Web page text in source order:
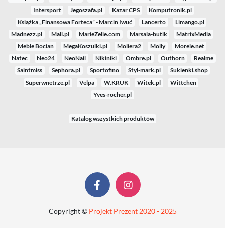
Intersport
Jegoszafa.pl Kazar CPS
Komputronik.pl
Książka „Finansowa Forteca” - Marcin Iwuć
Lancerto
Limango.pl
Madnezz.pl
Mall.pl MarieZelie.com Marsala-butik
MatrixMedia
Meble Bocian
MegaKoszulki.pl Moliera2 Molly
Morele.net
Natec
Neo24 NeoNail Nikiniki Ombre.pl Outhorn
Realme
Saintmiss
Sephora.pl Sportofino Styl-mark.pl
Sukienki.shop
Superwnetrze.pl
Velpa W.KRUK Witek.pl
Wittchen
Yves-rocher.pl
Katalog wszystkich produktów
Copyright © Projekt Prezent 2020 - 2025